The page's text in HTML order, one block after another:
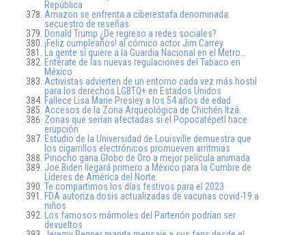
República
Amazon se enfrenta a ciberestafa denominada:
secuestro de reseñas
Donald Trump ¿De regreso a redes sociales?
¡Feliz cumpleaños! al cómico actor Jim Carrey
La gente sí quiere a la Guardia Nacional en el Metro…
Entérate de las nuevas regulaciones del Tabaco en
México
Activistas advierten de un entorno cada vez más hostil
para los derechos LGBTQ+ en Estados Unidos
Fallece Lisa Marie Presley a los 54 años de edad
Accesos de la Zona Arqueológica de Chichén Itzá.
Zonas que serían afectadas si el Popocatépetl hace
erupción
Estudio de la Universidad de Louisville demuestra que
los cigarrillos electrónicos promueven arritmias
Pinocho gana Globo de Oro a mejor película animada
Joe Biden llegará primero a México para la Cumbre de
Líderes de América del Norte
Te compartimos los días festivos para el 2023
FDA autoriza dosis actualizadas de vacunas covid-19 a
niños
Los famosos mármoles del Partenón podrían ser
devueltos